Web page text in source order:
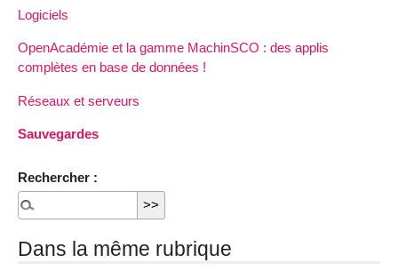
Logiciels
OpenAcadémie et la gamme MachinSCO : des applis
complètes en base de données !
Réseaux et serveurs
Sauvegardes
Rechercher :
Dans la même rubrique